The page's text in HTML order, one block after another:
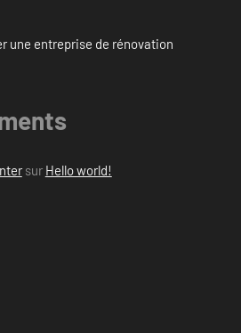
une entreprise de rénovation
sur Hello world!